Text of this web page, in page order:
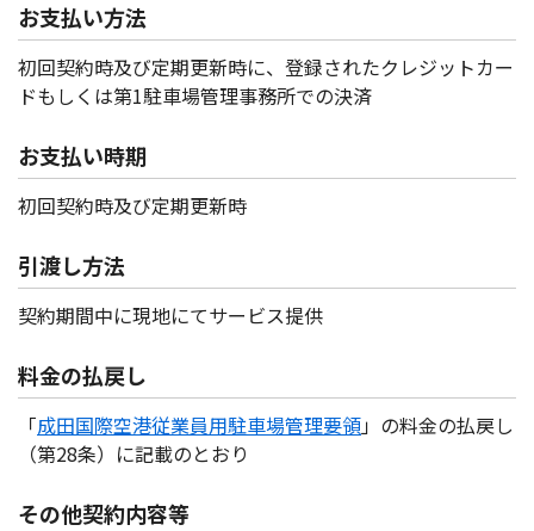
お支払い方法
初回契約時及び定期更新時に、登録されたクレジットカー
ドもしくは第1駐車場管理事務所での決済
お支払い時期
初回契約時及び定期更新時
引渡し方法
契約期間中に現地にてサービス提供
料金の払戻し
「成田国際空港従業員用駐車場管理要領」の料金の払戻し
（第28条）に記載のとおり
その他契約内容等